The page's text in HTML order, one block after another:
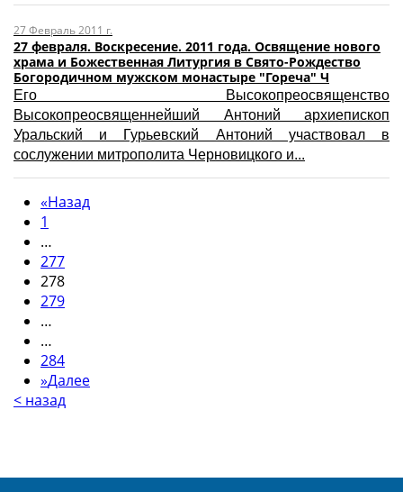
27 Февраль 2011 г.
27 февраля. Воскресение. 2011 года. Освящение нового
храма и Божественная Литургия в Свято-Рождество
Богородичном мужском монастыре "Гореча" Ч
Его Высокопреосвященство
Высокопреосвященнейший Антоний архиепископ
Уральский и Гурьевский Антоний участвовал в
сослужении митрополита Черновицкого и...
«Назад
1
…
277
278
279
…
…
284
»Далее
< назад